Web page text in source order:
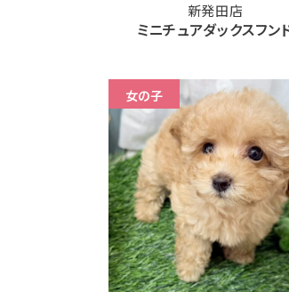
新発田店
ミニチュアダックスフン
女の子